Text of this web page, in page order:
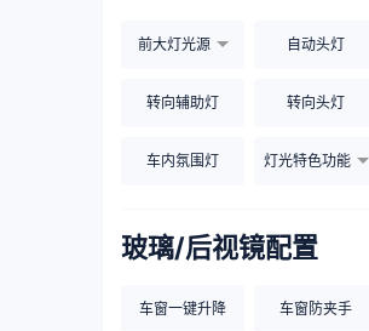
前大灯光源 自动头灯
转向辅助灯 转向头灯
车内氛围灯 灯光特色功能
玻璃/后视镜配置
车窗一键升降 车窗防夹手